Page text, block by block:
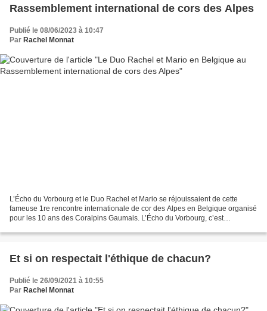
Rassemblement international de cors des Alpes
Publié le 08/06/2023 à 10:47
Par Rachel Monnat
L’Écho du Vorbourg et le Duo Rachel et Mario se réjouissaient de cette
fameuse 1re rencontre internationale de cor des Alpes en Belgique organisé
pour les 10 ans des Coralpins Gaumais. L’Écho du Vorbourg, c’est
Et si on respectait l'éthique de chacun?
Publié le 26/09/2021 à 10:55
Par Rachel Monnat